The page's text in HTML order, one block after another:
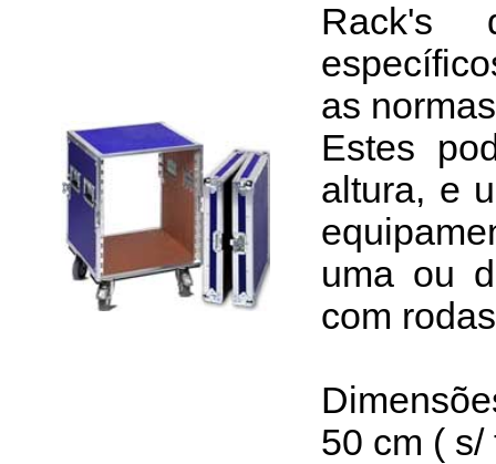
Rack's
as
Estes
altura, e
uma ou
com
50 cm ( s/